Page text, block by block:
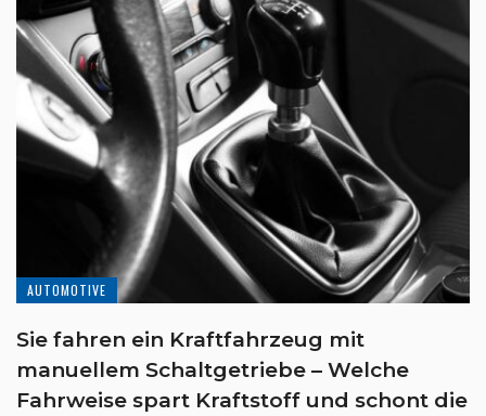
AUTOMOTIVE
Sie fahren ein Kraftfahrzeug mit
manuellem Schaltgetriebe – Welche
Fahrweise spart Kraftstoff und schont die